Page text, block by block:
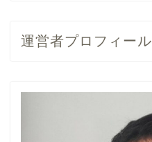
運営者プロフィール